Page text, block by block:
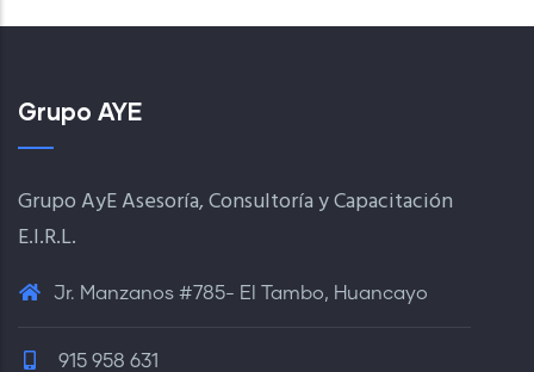
Grupo AYE
Grupo AyE Asesoría, Consultoría y Capacitación
E.I.R.L.
Jr. Manzanos #785- El Tambo, Huancayo
915 958 631